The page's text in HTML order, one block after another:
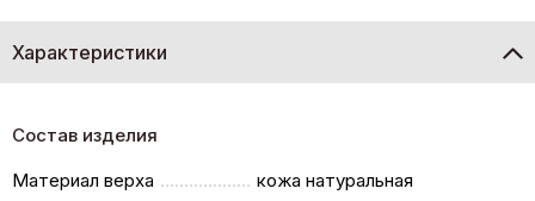
Характеристики
Состав изделия
Материал верха
кожа натуральная